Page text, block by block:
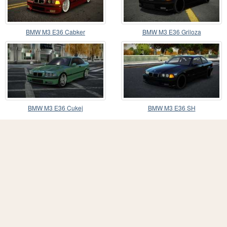
BMW M3 E36 Cabker BMW M3 E36 Griloza
BMW M3 E36 Cukej BMW M3 E36 SH